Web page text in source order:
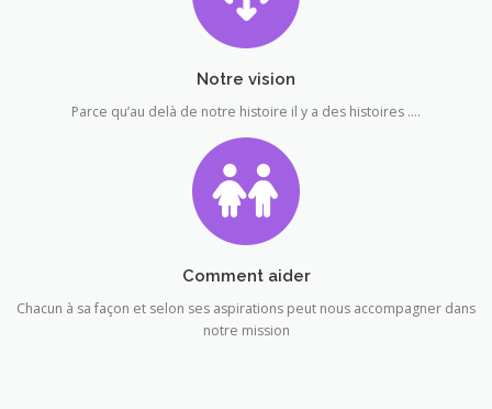
Notre vision
Parce qu’au delà de notre histoire il y a des histoires ….
Comment aider
Chacun à sa façon et selon ses aspirations peut nous accompagner dans
notre mission